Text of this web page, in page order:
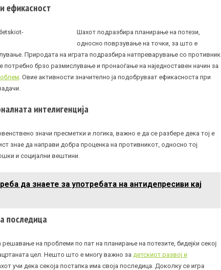
ефикасност
Шахот подразбира планирање на потези,
односно поврзување на точки, за што е
Природата на играта подразбира натпреварување со противник
потребно брзо размислување и пронаоѓање на наједноставен начин за
. Овие активности значително ја подобруваат ефикасноста при
интелигенција
значи пресметки и логика, важно е да се разбере дека тој е
знае да направи добра проценка на противникот, односно тој
и социјални вештини.
да знаете за употребата на антидепресиви кај
последица
на проблеми по пат на планирање на потезите, бидејќи секој
цел. Нешто што е многу важно за детскиот развој и
учи дека секоја постапка има своја последица. Доколку се игра